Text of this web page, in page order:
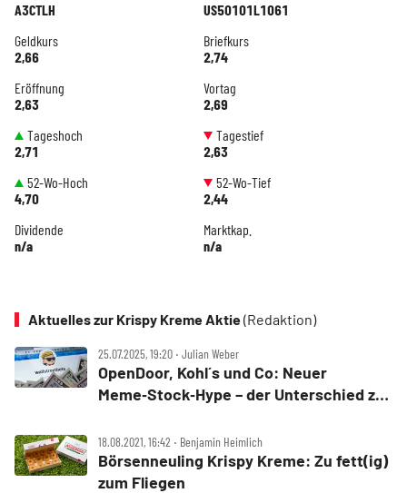
A3CTLH
US50101L1061
Geldkurs
2,66
Briefkurs
2,74
Eröffnung
2,63
Vortag
2,69
Tageshoch
2,71
Tagestief
2,63
52-Wo-Hoch
4,70
52-Wo-Tief
2,44
Dividende
n/a
Marktkap.
n/a
Aktuelles zur Krispy Kreme Aktie(Redaktion)
25.07.2025, 19:20 ‧ Julian Weber
OpenDoor, Kohl´s und Co: Neuer
Meme‑Stock‑Hype – der Unterschied zu
18.08.2021, 16:42 ‧ Benjamin Heimlich
Börsenneuling Krispy Kreme: Zu fett(ig)
zum Fliegen